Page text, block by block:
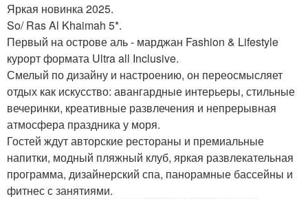
Яркая новинка 2025.
So/ Ras Al Khaimah 5*.
Первый на острове аль - марджан Fashion & Lifestyle
курорт формата Ultra all Inclusive.
Смелый по дизайну и настроению, он переосмысляет
отдых как искусство: авангардные интерьеры, стильные
вечеринки, креативные развлечения и непрерывная
атмосфера праздника у моря.
Гостей ждут авторские рестораны и премиальные
напитки, модный пляжный клуб, яркая развлекательная
программа, дизайнерский спа, панорамные бассейны и
фитнес с занятиями.